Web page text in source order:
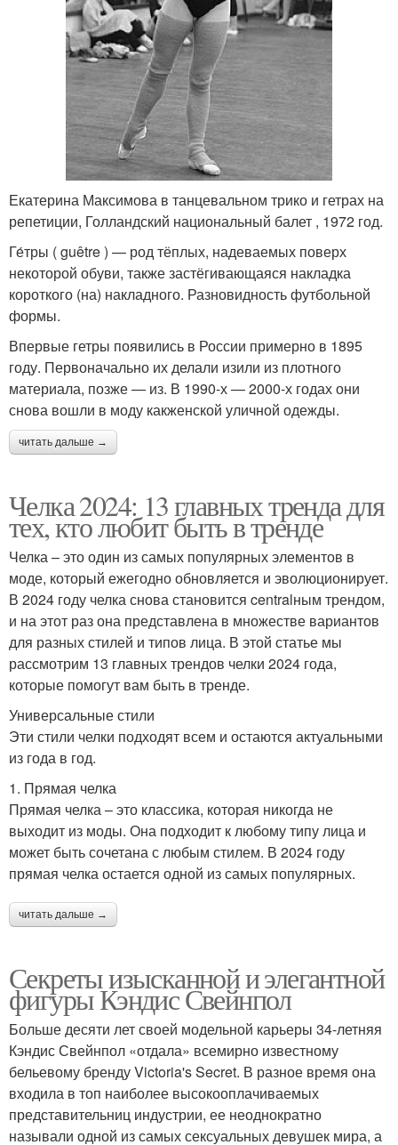
Екатерина Максимова в танцевальном трико и гетрах на
репетиции, Голландский национальный балет , 1972 год.
Ге́тры ( guêtre ) — род тёплых, надеваемых поверх
некоторой обуви, также застёгивающаяся накладка
короткого (на) накладного. Разновидность футбольной
формы.
Впервые гетры появились в России примерно в 1895
году. Первоначально их делали изили из плотного
материала, позже — из. В 1990-х — 2000-х годах они
снова вошли в моду какженской уличной одежды.
читать дальше →
Челка 2024: 13 главных тренда для
тех, кто любит быть в тренде
Челка – это один из самых популярных элементов в
моде, который ежегодно обновляется и эволюционирует.
В 2024 году челка снова становится centralным трендом,
и на этот раз она представлена в множестве вариантов
для разных стилей и типов лица. В этой статье мы
рассмотрим 13 главных трендов челки 2024 года,
которые помогут вам быть в тренде.
Универсальные стили
Эти стили челки подходят всем и остаются актуальными
из года в год.
1. Прямая челка
Прямая челка – это классика, которая никогда не
выходит из моды. Она подходит к любому типу лица и
может быть сочетана с любым стилем. В 2024 году
прямая челка остается одной из самых популярных.
читать дальше →
Секреты изысканной и элегантной
фигуры Кэндис Свейнпол
Больше десяти лет своей модельной карьеры 34-летняя
Кэндис Свейнпол «отдала» всемирно известному
бельевому бренду Victoria's Secret. В разное время она
входила в топ наиболее высокооплачиваемых
представительниц индустрии, ее неоднократно
называли одной из самых сексуальных девушек мира, а